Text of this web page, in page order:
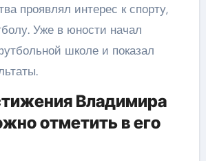
проявлял интерес к спорту,
Уже в юности начал
школе и показал
Владимира
отметить в его